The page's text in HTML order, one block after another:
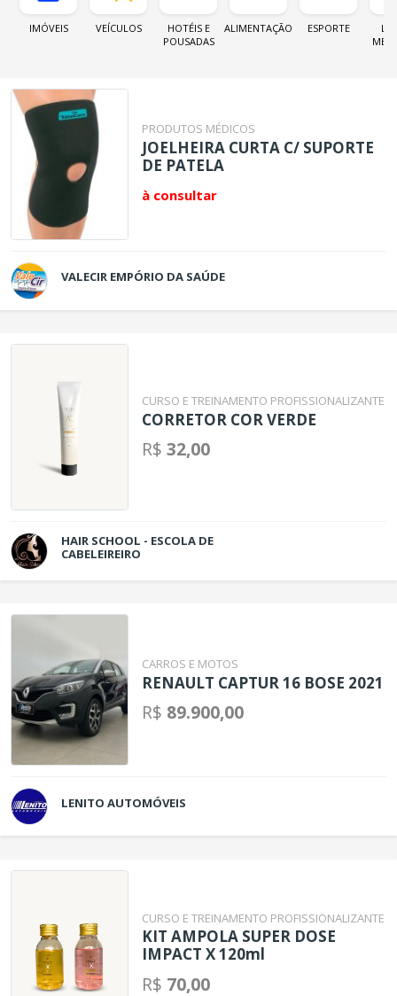
IMÓVEIS VEÍCULOS
HOTÉIS E
POUSADAS
ALIMENTAÇÃO ESPORTE
PRODUTOS MÉDICOS
JOELHEIRA CURTA C/ SUPORTE
DE PATELA
à consultar
VALECIR EMPÓRIO DA SAÚDE
CURSO E TREINAMENTO PROFISSIONALIZANTE
CORRETOR COR VERDE
R$32,00
HAIR SCHOOL - ESCOLA DE
CABELEIREIRO
CARROS E MOTOS
RENAULT CAPTUR 16 BOSE 2021
R$ 89.900,00
LENITO AUTOMÓVEIS
CURSO E TREINAMENTO PROFISSIONALIZANTE
KIT AMPOLA SUPER DOSE
IMPACT X 120ml
R$ 70,00